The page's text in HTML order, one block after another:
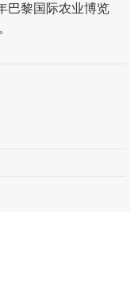
巴黎国际农业博览